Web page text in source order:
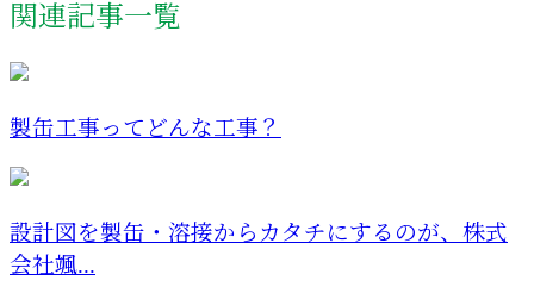
関連記事一覧
製缶工事ってどんな工事？
設計図を製缶・溶接からカタチにするのが、株式
会社颯...